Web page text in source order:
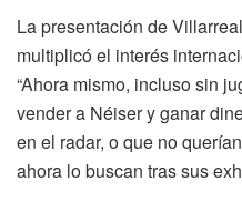
La presentación de
multiplicó el interés
“Ahora mismo, incluso sin
vender a Néiser y ganar
en el radar, o que no
ahora lo buscan tras sus